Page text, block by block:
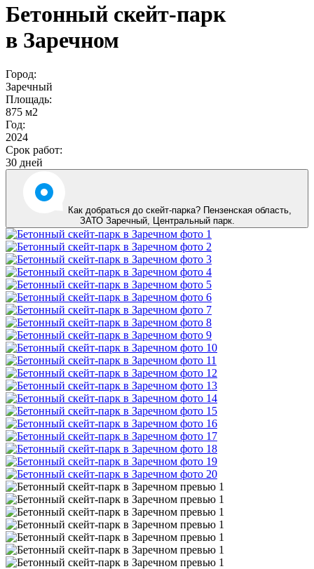
Бетонный скейт-парк
в Заречном
Город:
Заречный
Площадь:
875 м2
Год:
2024
Срок работ:
30 дней
Как добраться до скейт-парка? Пензенская область,
ЗАТО Заречный, Центральный парк.